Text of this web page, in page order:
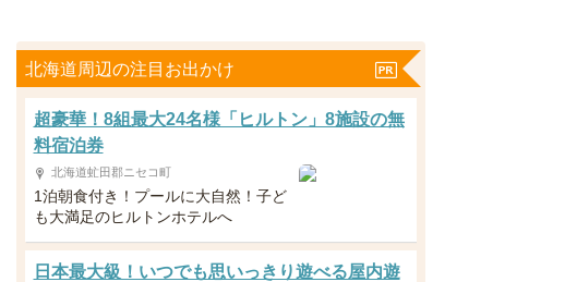
北海道周辺の注目お出かけ
超豪華！8組最大24名様「ヒルトン」8施設の無
料宿泊券
北海道虻田郡ニセコ町
1泊朝食付き！プールに大自然！子ど
も大満足のヒルトンホテルへ
日本最大級！いつでも思いっきり遊べる屋内遊